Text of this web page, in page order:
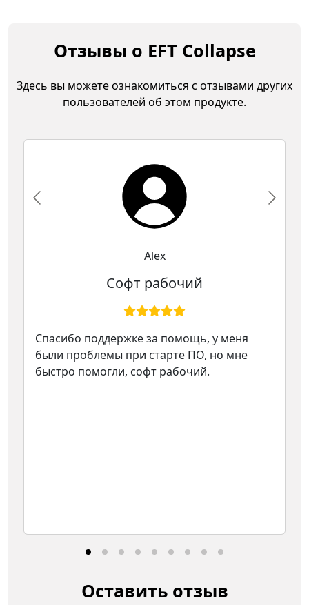
Отзывы о EFT Collapse
Здесь вы можете ознакомиться с отзывами других
пользователей об этом продукте.
Alex
Софт рабочий
Спасибо поддержке за помощь, у меня
были проблемы при старте ПО, но мне
быстро помогли, софт рабочий.
Оставить отзыв